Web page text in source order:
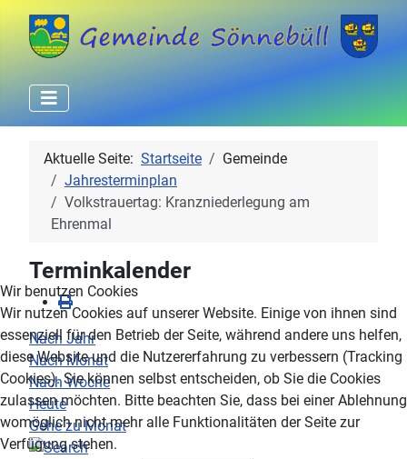
Aktuelle Seite: Startseite
Gemeinde
Jahresterminplan
Volkstrauertag: Kranzniederlegung am
Ehrenmal
Terminkalender
Nach Jahr
Nach Monat
Nach Woche
Heute
Gehe zu Monat
Wir benutzen Cookies
Wir nutzen Cookies auf unserer Website. Einige von ihnen sind
essenziell für den Betrieb der Seite, während andere uns helfen,
diese Website und die Nutzererfahrung zu verbessern (Tracking
Cookies). Sie können selbst entscheiden, ob Sie die Cookies
zulassen möchten. Bitte beachten Sie, dass bei einer Ablehnung
womöglich nicht mehr alle Funktionalitäten der Seite zur
Verfügung stehen.